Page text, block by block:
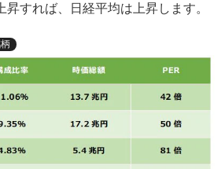
昇すれば、日経平均は上昇します。